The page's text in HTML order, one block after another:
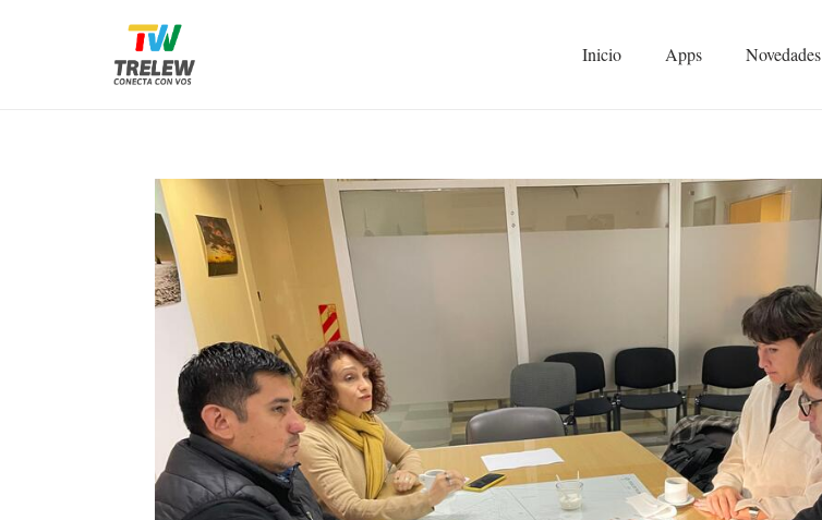
Inicio Apps Novedades